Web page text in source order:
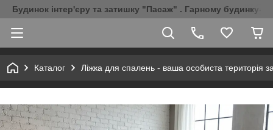
Будинок інтер'єру та затишку "Пасаж" . Гарному будинку-
Каталог Ліжка для спалень - ваша особиста територія